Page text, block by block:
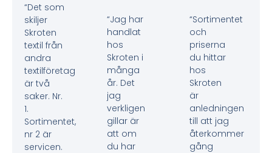
“Det som
skiljer
Skroten
textil från
andra
textilföretag
är två
saker. Nr.
1.
Sortimentet,
nr 2 är
servicen.
“Jag har
handlat
hos
Skroten i
många
år. Det
jag
verkligen
gillar är
att om
du har
“Sortimentet
och
priserna
du hittar
hos
Skroten
är
anledningen
till att jag
återkommer
gång